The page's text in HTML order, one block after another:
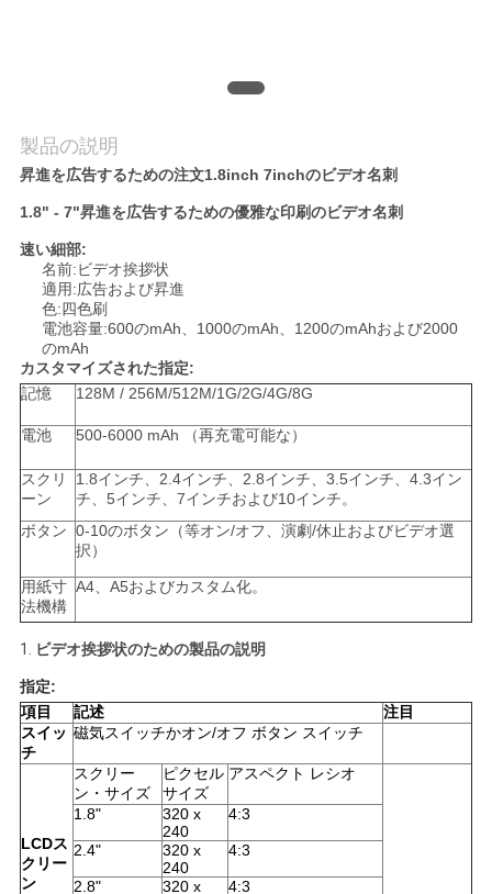
し
な
さ
い
引
用
を
要
求
な
さ
い
地
PRIVACY
製品の説明
昇進を広告するための注文1.8inch 7inchのビデオ名刺
1.8" - 7"昇進を広告するための優雅な印刷のビデオ名刺
速い細部:
名前:ビデオ挨拶状
適用:広告および昇進
色:四色刷
電池容量:600のmAh、1000のmAh、1200のmAhおよび2000
のmAh
カスタマイズされた指定:
記憶
128M / 256M/512M/1G/2G/4G/8G
電池 500-6000 mAh （再充電可能な）
スクリ
ーン
1.8インチ、2.4インチ、2.8インチ、3.5インチ、4.3イン
チ、5インチ、7インチおよび10インチ。
ボタン 0-10のボタン（等オン/オフ、演劇/休止およびビデオ選
択）
用紙寸
法機構
A4、A5およびカスタム化。
1. ビデオ挨拶状のための製品の説明
指定:
項目
記述
注目
スイッ
チ
磁気スイッチかオン/オフ ボタン スイッチ
LCDス
クリー
ン
スクリー
ン・サイズ
ピクセル
サイズ
アスペクト レシオ
1.8"
320 x
240
4:3
2.4"
320 x
240
4:3
2.8"
320 x
4:3